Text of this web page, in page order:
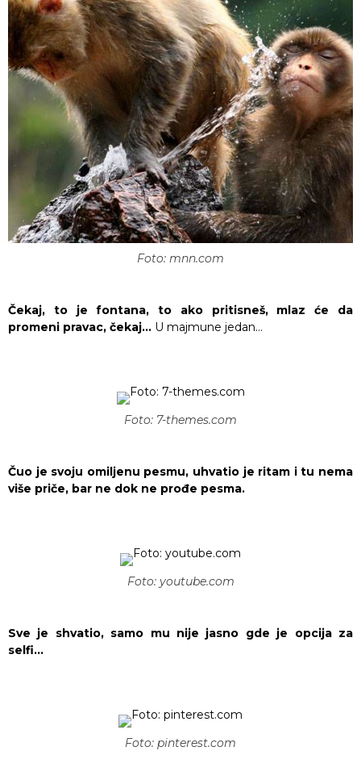
Foto: mnn.com
Čekaj, to je fontana, to ako pritisneš, mlaz će da
promeni pravac, čekaj… U majmune jedan…
Foto: 7-themes.com
Čuo je svoju omiljenu pesmu, uhvatio je ritam i tu nema
više priče, bar ne dok ne prođe pesma.
Foto: youtube.com
Sve je shvatio, samo mu nije jasno gde je opcija za
selfi…
Foto: pinterest.com